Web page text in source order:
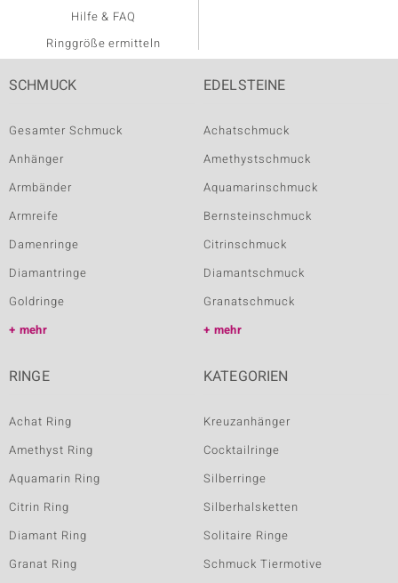
Hilfe & FAQ
Ringgröße ermitteln
SCHMUCK
Gesamter Schmuck
Anhänger
Armbänder
Armreife
Damenringe
Diamantringe
Goldringe
mehr
EDELSTEINE
Achatschmuck
Amethystschmuck
Aquamarinschmuck
Bernsteinschmuck
Citrinschmuck
Diamantschmuck
Granatschmuck
mehr
RINGE
Achat Ring
Amethyst Ring
Aquamarin Ring
Citrin Ring
Diamant Ring
Granat Ring
KATEGORIEN
Kreuzanhänger
Cocktailringe
Silberringe
Silberhalsketten
Solitaire Ringe
Schmuck Tiermotive